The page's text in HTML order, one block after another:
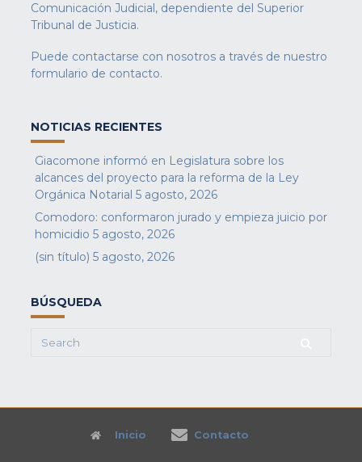
Comunicación Judicial, dependiente del Superior
Tribunal de Justicia.
Puede contactarse con nosotros a través de nuestro
formulario de contacto.
NOTICIAS RECIENTES
Giacomone informó en Legislatura sobre los
alcances del proyecto para la reforma de la Ley
Orgánica Notarial 5 agosto, 2026
Comodoro: conformaron jurado y empieza juicio por
homicidio 5 agosto, 2026
(sin título) 5 agosto, 2026
BÚSQUEDA
Search
Inicio Contacto